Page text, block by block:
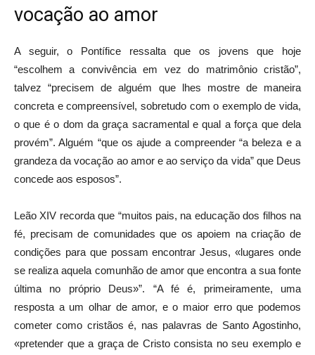
vocação ao amor
A seguir, o Pontífice ressalta que os jovens que hoje
“escolhem a convivência em vez do matrimônio cristão”,
talvez “precisem de alguém que lhes mostre de maneira
concreta e compreensível, sobretudo com o exemplo de vida,
o que é o dom da graça sacramental e qual a força que dela
provém”. Alguém “que os ajude a compreender “a beleza e a
grandeza da vocação ao amor e ao serviço da vida” que Deus
concede aos esposos”.
Leão XIV recorda que “muitos pais, na educação dos filhos na
fé, precisam de comunidades que os apoiem na criação de
condições para que possam encontrar Jesus, «lugares onde
se realiza aquela comunhão de amor que encontra a sua fonte
última no próprio Deus»”. “A fé é, primeiramente, uma
resposta a um olhar de amor, e o maior erro que podemos
cometer como cristãos é, nas palavras de Santo Agostinho,
«pretender que a graça de Cristo consista no seu exemplo e